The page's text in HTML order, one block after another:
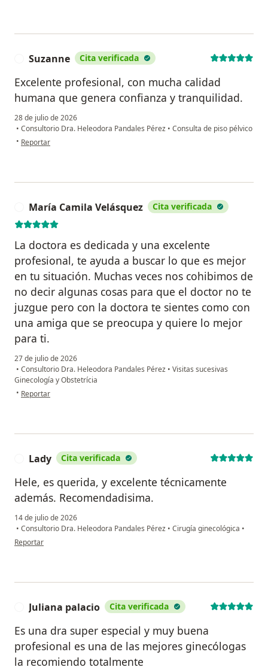
Suzanne Cita verificada
Excelente profesional, con mucha calidad
humana que genera confianza y tranquilidad.
28 de julio de 2026
• Consultorio Dra. Heleodora Pandales Pérez • Consulta de piso pélvico
• en opinión del usuario Suzanne
Reportar
María Camila Velásquez Cita verificada
La doctora es dedicada y una excelente
profesional, te ayuda a buscar lo que es mejor
en tu situación. Muchas veces nos cohibimos de
no decir algunas cosas para que el doctor no te
juzgue pero con la doctora te sientes como con
una amiga que se preocupa y quiere lo mejor
para ti.
27 de julio de 2026
• Consultorio Dra. Heleodora Pandales Pérez • Visitas sucesivas
Ginecología y Obstetrícia
• en opinión del usuario María Camila Velásquez
Reportar
Lady Cita verificada
Hele, es querida, y excelente técnicamente
además. Recomendadisima.
14 de julio de 2026
• Consultorio Dra. Heleodora Pandales Pérez • Cirugía ginecológica •
en opinión del usuario Lady
Reportar
Juliana palacio Cita verificada
Es una dra super especial y muy buena
profesional es una de las mejores ginecólogas
la recomiendo totalmente